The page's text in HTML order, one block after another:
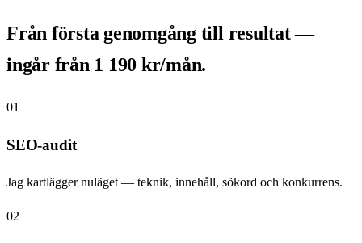
Från första genomgång till resultat —
ingår från 1 190 kr/mån.
01
SEO-audit
Jag kartlägger nuläget — teknik, innehåll, sökord och konkurrens.
02